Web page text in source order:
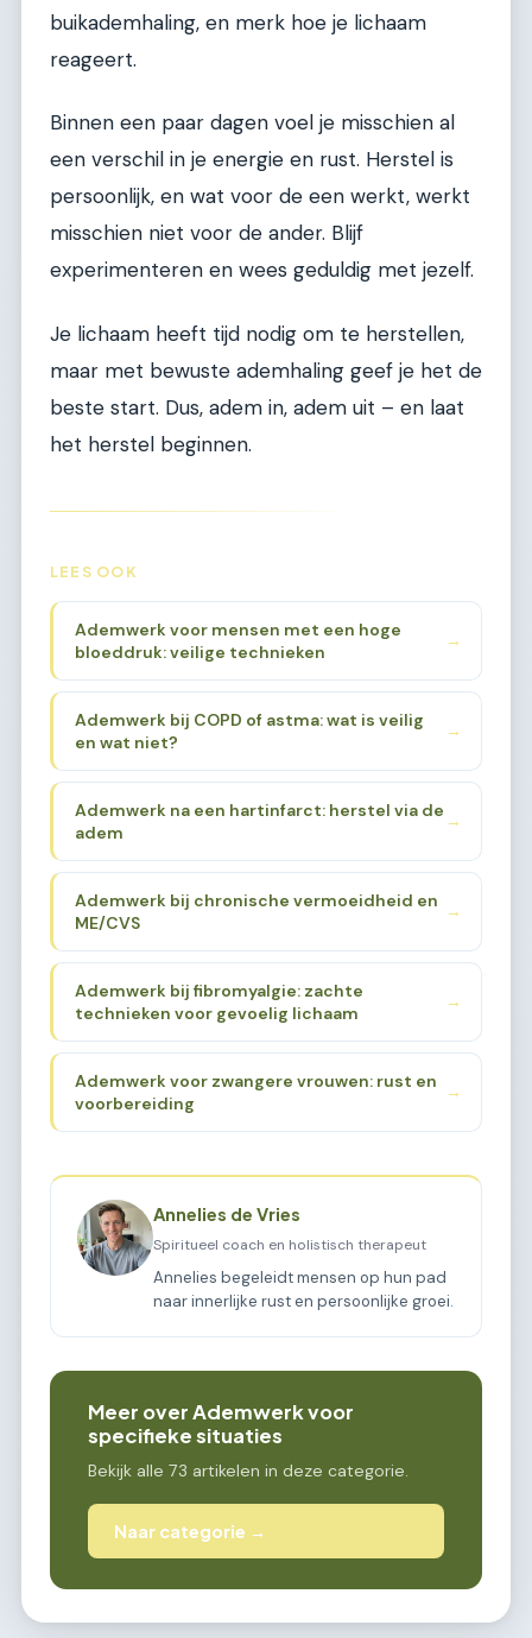
buikademhaling, en merk hoe je lichaam
reageert.
Binnen een paar dagen voel je misschien al
een verschil in je energie en rust. Herstel is
persoonlijk, en wat voor de een werkt, werkt
misschien niet voor de ander. Blijf
experimenteren en wees geduldig met jezelf.
Je lichaam heeft tijd nodig om te herstellen,
maar met bewuste ademhaling geef je het de
beste start. Dus, adem in, adem uit – en laat
het herstel beginnen.
LEES OOK
Ademwerk voor mensen met een hoge
bloeddruk: veilige technieken
→
Ademwerk bij COPD of astma: wat is veilig
en wat niet?
→
Ademwerk na een hartinfarct: herstel via de
adem
→
Ademwerk bij chronische vermoeidheid en
ME/CVS
→
Ademwerk bij fibromyalgie: zachte
technieken voor gevoelig lichaam
→
Ademwerk voor zwangere vrouwen: rust en
voorbereiding
→
Annelies de Vries
Spiritueel coach en holistisch therapeut
Annelies begeleidt mensen op hun pad
naar innerlijke rust en persoonlijke groei.
Meer over Ademwerk voor
specifieke situaties
Bekijk alle 73 artikelen in deze categorie.
Naar categorie →